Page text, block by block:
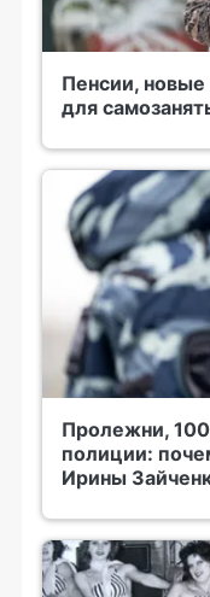
Пенсии, новые
для
Пролежни,
полиции:
Ирины